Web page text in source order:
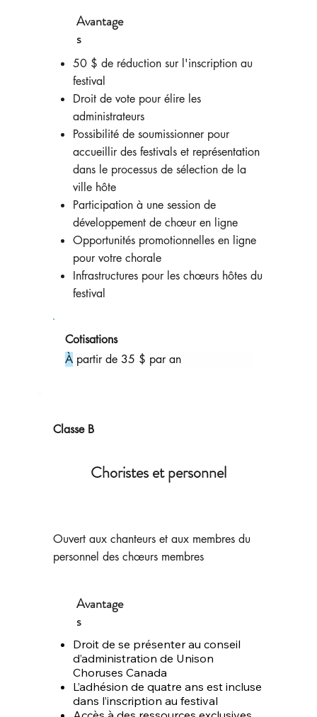
Avantage
s
50 $ de réduction sur l'inscription au
festival
Droit de vote pour élire les
administrateurs
Possibilité de soumissionner pour
accueillir des festivals et représentation
dans le processus de sélection de la
ville hôte
Participation à une session de
développement de chœur en ligne
Opportunités promotionnelles en ligne
pour votre chorale
Infrastructures pour les chœurs hôtes du
festival
Cotisations
À partir de 35 $ par an
Classe B
Choristes et personnel
Ouvert aux chanteurs et aux membres du
personnel des chœurs membres
Avantage
s
Droit de se présenter au conseil
d’administration de Unison
Choruses Canada
L’adhésion de quatre ans est incluse
dans l’inscription au festival